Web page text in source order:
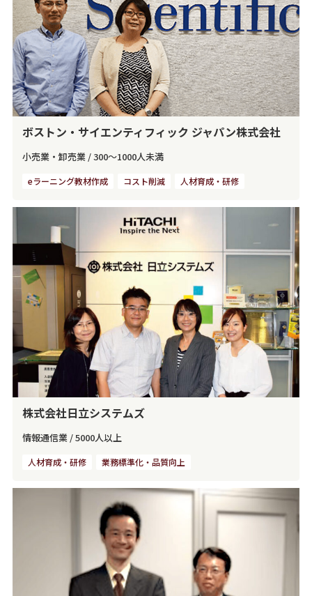
ボストン・サイエンティフィック ジャパン株式会社
小売業・卸売業 /300～1000人未満
eラーニング教材作成 コスト削減 人材育成・研修
株式会社日立システムズ
情報通信業 /5000人以上
人材育成・研修 業務標準化・品質向上